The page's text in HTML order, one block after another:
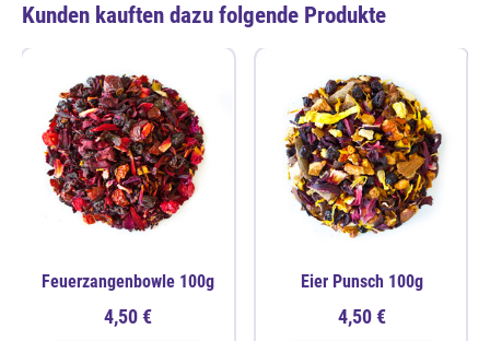
Kunden kauften dazu folgende Produkte
Feuerzangenbowle 100g
4,50 €
Eier Punsch 100g
4,50 €